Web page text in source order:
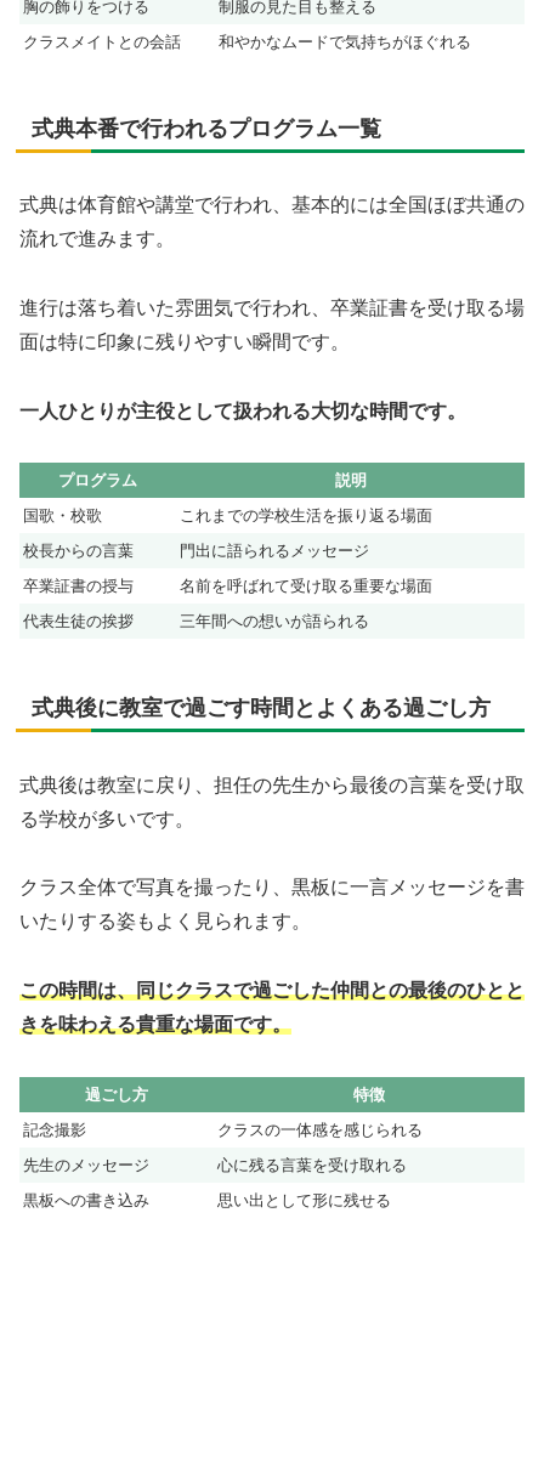
胸の飾りをつける
制服の見た目も整える
クラスメイトとの会話
和やかなムードで気持ちがほぐれる
式典本番で行われるプログラム一覧
式典は体育館や講堂で行われ、基本的には全国ほぼ共通の
流れで進みます。
進行は落ち着いた雰囲気で行われ、卒業証書を受け取る場
面は特に印象に残りやすい瞬間です。
一人ひとりが主役として扱われる大切な時間です。
プログラム
説明
国歌・校歌
これまでの学校生活を振り返る場面
校長からの言葉
門出に語られるメッセージ
卒業証書の授与
名前を呼ばれて受け取る重要な場面
代表生徒の挨拶
三年間への想いが語られる
式典後に教室で過ごす時間とよくある過ごし方
式典後は教室に戻り、担任の先生から最後の言葉を受け取
る学校が多いです。
クラス全体で写真を撮ったり、黒板に一言メッセージを書
いたりする姿もよく見られます。
この時間は、同じクラスで過ごした仲間との最後のひとと
きを味わえる貴重な場面です。
過ごし方
特徴
記念撮影
クラスの一体感を感じられる
先生のメッセージ
心に残る言葉を受け取れる
黒板への書き込み
思い出として形に残せる